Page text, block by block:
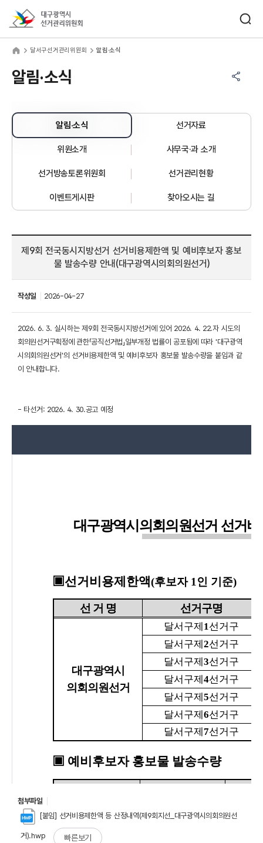
달서구선거관리위원회 알림·소식
알림·소식
알림·소식 선거자료
위원소개 사무국·과 소개
선거방송토론위원회 선거관리현황
이벤트게시판 찾아오시는 길
제9회 전국동시지방선거 선거비용제한액 및 예비후보자 홍보
물 발송수량 안내(대구광역시의회의원선거)
작성일 2026-04-27
2026. 6. 3. 실시하는 제9회 전국동시지방선거에 있어 2026. 4. 22.자 시도의
회의원선거구획정에 관한「공직선거법」일부개정 법률이 공포됨에 따라 '대구광역
시의회의원선거'의 선거비용제한액 및 예비후보자 홍보물 발송수량을 붙임과 같
이 안내합니다.
- 타선거: 2026. 4. 30.공고 예정
첨부파일
[붙임] 선거비용제한액 등 산정내역(제9회지선_대구광역시의회의원선
거).hwp 빠른보기